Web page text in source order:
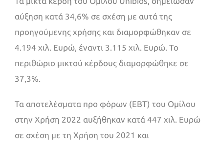
αύξηση κατά 34,6% σε σχέση με αυτά της
προηγούμενης χρήσης και διαμορφώθηκαν σε
4.194 χιλ. Ευρώ, έναντι 3.115 χιλ. Ευρώ. Το
περιθώριο μικτού κέρδους διαμορφώθηκε σε
37,3%.
Τα αποτελέσματα προ φόρων (EBT) του Ομίλου
στην Χρήση 2022 αυξήθηκαν κατά 447 χιλ. Ευρώ
σε σχέση με τη Χρήση του 2021 και